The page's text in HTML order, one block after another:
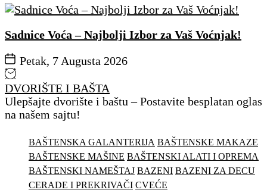
Sadnice Voća – Najbolji Izbor za Vaš Voćnjak!
Petak, 7 Augusta 2026
DVORIŠTE I BAŠTA
Ulepšajte dvorište i baštu – Postavite besplatan oglas
na našem sajtu!
BAŠTENSKA GALANTERIJA BAŠTENSKE MAKAZE
BAŠTENSKE MAŠINE BAŠTENSKI ALATI I OPREMA
BAŠTENSKI NAMEŠTAJ BAZENI BAZENI ZA DECU
CERADE I PREKRIVAČI CVEĆE